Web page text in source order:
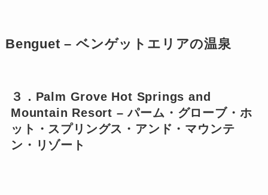
Benguet – ベンゲットエリアの温泉
３．Palm Grove Hot Springs and
Mountain Resort – パーム・グローブ・ホ
ット・スプリングス・アンド・マウンテ
ン・リゾート